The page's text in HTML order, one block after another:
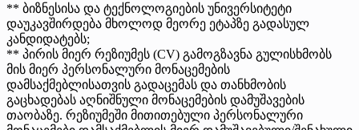
** ბიზნესისა და ტექნოლოგიების უნივერსიტეტი
დაუკავშირდება მხოლოდ მეორე ეტაპზე გადასულ
კანდიდატებს;
** პირის მიერ რეზიუმეს (CV) გამოგზავნა გულისხმობს
მის მიერ პერსონალური მონაცემების
დამსაქმებლისათვის გადაცემას და თანხმობის
გაცხადებას აღნიშნული მონაცემების დამუშავების
თაობაზე. რეზიუმეში მითითებული პერსონალური